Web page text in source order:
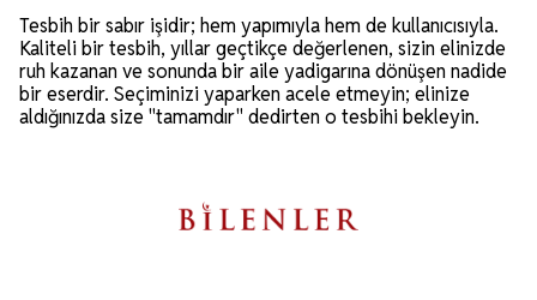
Tesbih bir sabır işidir; hem yapımıyla hem de kullanıcısıyla.
Kaliteli bir tesbih, yıllar geçtikçe değerlenen, sizin elinizde
ruh kazanan ve sonunda bir aile yadigarına dönüşen nadide
bir eserdir. Seçiminizi yaparken acele etmeyin; elinize
aldığınızda size "tamamdır" dedirten o tesbihi bekleyin.